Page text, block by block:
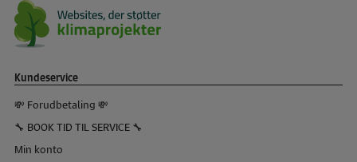
Kundeservice
💸 Forudbetaling 💸
🔧 BOOK TID TIL SERVICE 🔧
Min konto